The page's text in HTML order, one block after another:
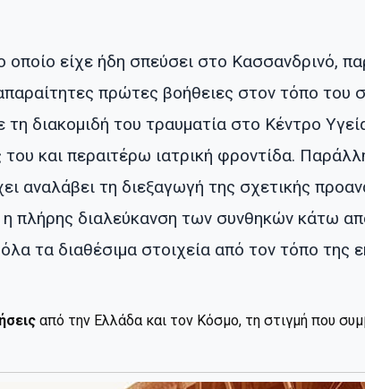
είχε ήδη σπεύσει στο Κασσανδρινό,
πρώτες βοήθειες στον τόπο του
τη διακομιδή του τραυματία στο Κέντρο
και περαιτέρω ιατρική φροντίδα.
αναλάβει τη διεξαγωγή της σχετικής
η πλήρης διαλεύκανση των συνθηκών κάτω
τα διαθέσιμα στοιχεία από τον τόπο της
από την Ελλάδα και τον Κόσμο, τη στιγμή που